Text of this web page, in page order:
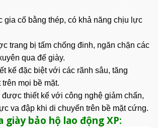
gia cố bằng thép, có khả năng chịu lực
trang bị tấm chống đinh, ngăn chặn các
qua đế giày.
kế đặc biệt với các rãnh sâu, tăng
mọi bề mặt.
được thiết kế với công nghệgiảm chấn,
va đập khi di chuyển trên bề mặt cứng.
giày bảo hộ lao động XP: